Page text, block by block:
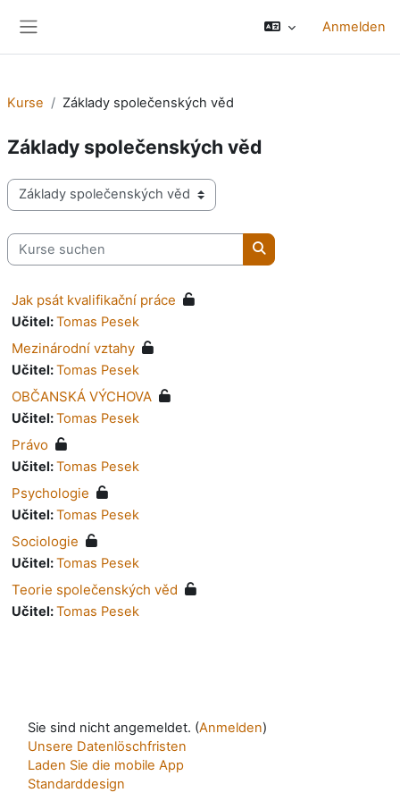
Anmelden
Kurse Základy společenských věd
Základy společenských věd
Kursbereiche
Kurse suchen
Kurse suchen
Jak psát kvalifikační práce
Učitel:Tomas Pesek
Mezinárodní vztahy
Učitel:Tomas Pesek
OBČANSKÁ VÝCHOVA
Učitel:Tomas Pesek
Právo
Učitel:Tomas Pesek
Psychologie
Učitel:Tomas Pesek
Sociologie
Učitel:Tomas Pesek
Teorie společenských věd
Učitel:Tomas Pesek
Sie sind nicht angemeldet. (Anmelden)
Unsere Datenlöschfristen
Laden Sie die mobile App
Standarddesign